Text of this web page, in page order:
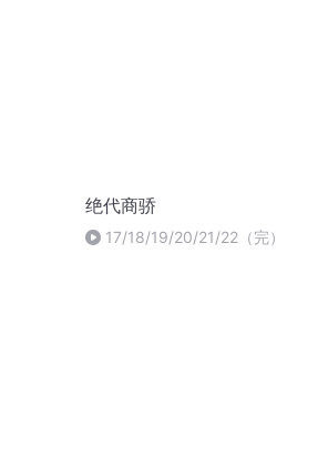
绝代商骄
17/18/19/20/21/22（完）